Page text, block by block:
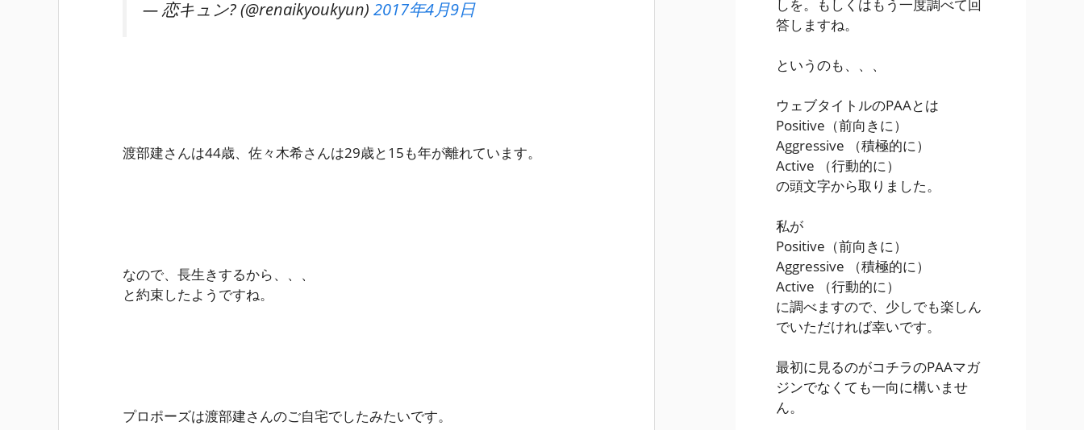
— 恋キュン? (@renaikyoukyun) 2017年4月9日
渡部建さんは44歳、佐々木希さんは29歳と15も年が離れています。
なので、長生きするから、、、
と約束したようですね。
プロポーズは渡部建さんのご自宅でしたみたいです。
しを。もしくはもう一度調べて回
答しますね。
というのも、、、
ウェブタイトルのPAAとは
Positive （前向きに）
Aggressive
（積極的に）
Active
（行動的に）
の頭文字から取りました。
私が
Positive （前向きに）
Aggressive
（積極的に）
Active
（行動的に）
に調べますので、少しでも楽しん
でいただければ幸いです。
最初に見るのがコチラのPAAマガ
ジンでなくても一向に構いませ
ん。